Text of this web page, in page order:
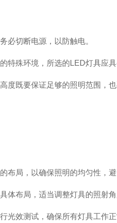
切断电源，以防触电。
殊环境，所选的LED灯具应具
既要保证足够的照明范围，也
局，以确保照明的均匀性，避
布局，适当调整灯具的照射角
效测试，确保所有灯具工作正